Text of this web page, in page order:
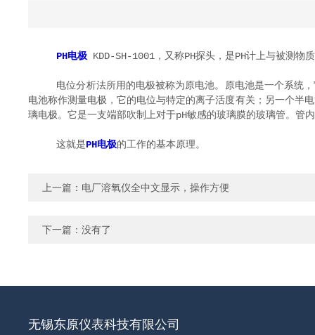
PH电极 KDD-SH-1001，又称PH探头，是PH计上与被测物
电位分析法所用的电极被称为原电池。原电池是一个系统，它
电池称作测量电极，它的电位与特定的离子活度有关；另一个
璃电极。它是一支端部吹制上对于pH敏感的玻璃膜的玻璃管。
这就是PH电极的工作的基本原理。
上一篇： 电厂溶氧仪全中文显示，操作方便
下一篇：没有了
无锡东原仪表科技有限公司